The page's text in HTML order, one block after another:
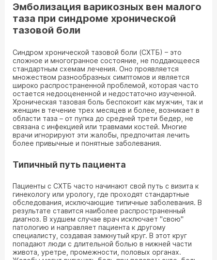
Эмболизация варикозных вен малого
таза при синдроме хронической
тазовой боли
Синдром хронической тазовой боли (СХТБ) – это
сложное и многогранное состояние, не поддающееся
стандартным схемам лечения. Оно проявляется
множеством разнообразных симптомов и является
широко распространенной проблемой, которая часто
остается недооцененной и недостаточно изученной.
Хроническая тазовая боль беспокоит как мужчин, так и
женщин в течение трех месяцев и более, возникает в
области таза – от пупка до средней трети бедер, не
связана с инфекцией или травмами костей. Многие
врачи игнорируют эти жалобы, предпочитая лечить
более привычные и понятные заболевания.
Типичный путь пациента
Пациенты с СХТБ часто начинают свой путь с визита к
гинекологу или урологу, где проходят стандартные
обследования, исключающие типичные заболевания. В
результате ставится наиболее распространенный
диагноз. В худшем случае врач исключает "свою"
патологию и направляет пациента к другому
специалисту, создавая замкнутый круг. В этот круг
попадают люди с длительной болью в нижней части
живота, уретре, промежности, половых органах.